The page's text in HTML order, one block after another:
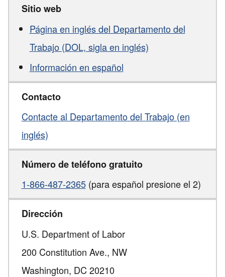
Sitio web
Página en inglés del Departamento del
Trabajo (DOL, sigla en inglés)
Información en español
Contacto
Contacte al Departamento del Trabajo (en
inglés)
Número de teléfono gratuito
1-866-487-2365(para español presione el 2)
Dirección
U.S. Department of Labor
200 Constitution Ave., NW
Washington, DC 20210